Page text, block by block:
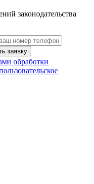
законодательства
заявку
обработки